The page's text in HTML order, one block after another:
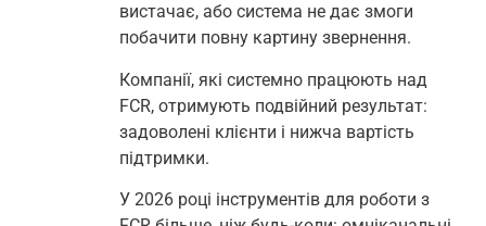
вистачає, або система не дає змоги
побачити повну картину звернення.
Компанії, які системно працюють над
FCR, отримують подвійний результат:
задоволені клієнти і нижча вартість
підтримки.
У 2026 році інструментів для роботи з